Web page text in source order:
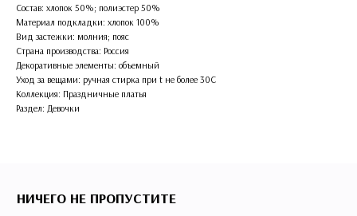
Состав: хлопок 50%; полиэстер 50%
Материал подкладки: хлопок 100%
Вид застежки: молния; пояс
Страна производства: Россия
Декоративные элементы: объемный
Уход за вещами: ручная стирка при t не более 30С
Коллекция: Праздничные платья
Раздел: Девочки
НИЧЕГО НЕ ПРОПУСТИТЕ